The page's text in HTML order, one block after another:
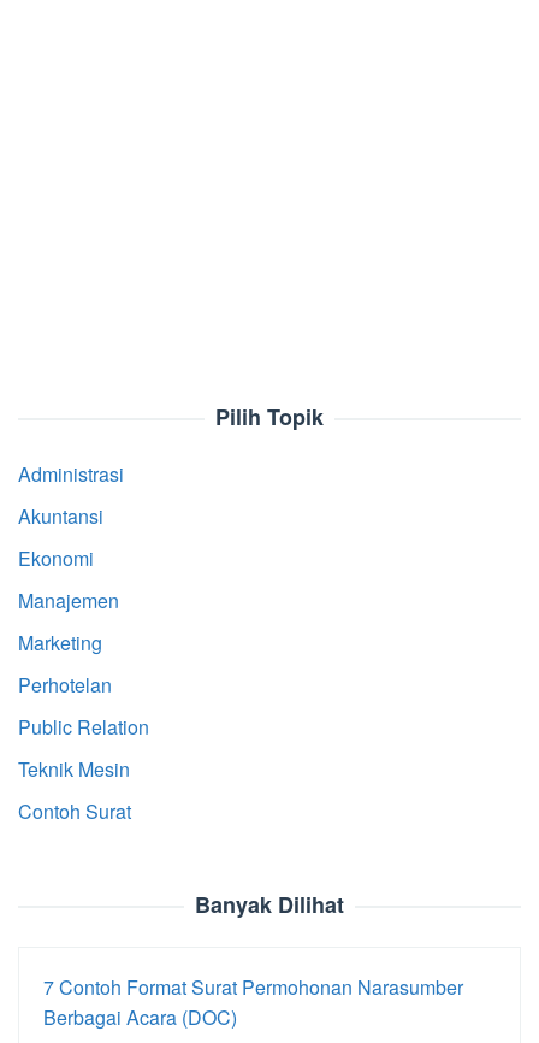
Pilih Topik
Administrasi
Akuntansi
Ekonomi
Manajemen
Marketing
Perhotelan
Public Relation
Teknik Mesin
Contoh Surat
Banyak Dilihat
7 Contoh Format Surat Permohonan Narasumber
Berbagai Acara (DOC)